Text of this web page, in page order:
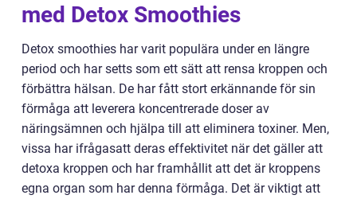
med Detox Smoothies
Detox smoothies har varit populära under en längre
period och har setts som ett sätt att rensa kroppen och
förbättra hälsan. De har fått stort erkännande för sin
förmåga att leverera koncentrerade doser av
näringsämnen och hjälpa till att eliminera toxiner. Men,
vissa har ifrågasatt deras effektivitet när det gäller att
detoxa kroppen och har framhållit att det är kroppens
egna organ som har denna förmåga. Det är viktigt att